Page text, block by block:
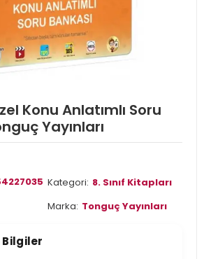
Konu Anlatımlı Soru
Yayınları
Kategori: 8. Sınıf Kitapları
Marka: Tonguç Yayınları
Bilgiler